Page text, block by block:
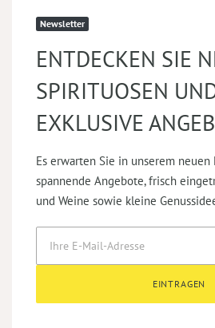
Newsletter
ENTDECKEN SIE
SPIRITUOSEN
EXKLUSIVE
Es erwarten Sie in unserem
spannende Angebote, frisch
und Weine sowie kleine
EINTRAGEN